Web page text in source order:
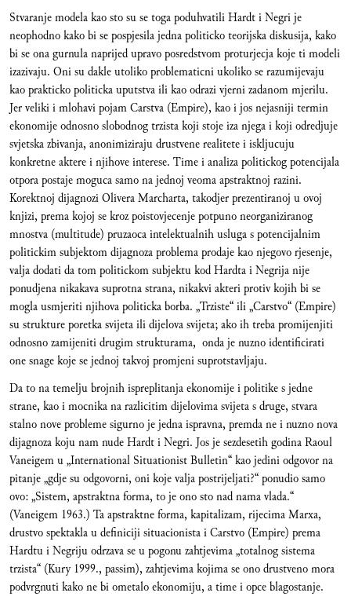
Stvaranje modela kao sto su se toga poduhvatili Hardt i Negri je
neophodno kako bi se pospjesila jedna politicko teorijska diskusija, kako
bi se ona gurnula naprijed upravo posredstvom proturjecja koje ti modeli
izazivaju. Oni su dakle utoliko problematicni ukoliko se razumijevaju
kao prakticko politicka uputstva ili kao odrazi vjerni zadanom mjerilu.
Jer veliki i mlohavi pojam Carstva (Empire), kao i jos nejasniji termin
ekonomije odnosno slobodnog trzista koji stoje iza njega i koji odredjuje
svjetska zbivanja, anonimiziraju drustvene realitete i iskljucuju
konkretne aktere i njihove interese. Time i analiza politickog potencijala
otpora postaje moguca samo na jednoj veoma apstraktnoj razini.
Korektnoj dijagnozi Olivera Marcharta, takodjer prezentiranoj u ovoj
knjizi, prema kojoj se kroz poistovjecenje potpuno neorganiziranog
mnostva (multitude) pruzaoca intelektualnih usluga s potencijalnim
politickim subjektom dijagnoza problema prodaje kao njegovo rjesenje,
valja dodati da tom politickom subjektu kod Hardta i Negrija nije
ponudjena nikakava suprotna strana, nikakvi akteri protiv kojih bi se
mogla usmjeriti njihova politicka borba. „Trziste“ ili „Carstvo“ (Empire)
su strukture poretka svijeta ili dijelova svijeta; ako ih treba promijenjiti
odnosno zamijeniti drugim strukturama, onda je nuzno identificirati
one snage koje se jednoj takvoj promjeni suprotstavljaju.
Da to na temelju brojnih ispreplitanja ekonomije i politike s jedne
strane, kao i mocnika na razlicitim dijelovima svijeta s druge, stvara
stalno nove probleme sigurno je jedna ispravna, premda ne i nuzno nova
dijagnoza koju nam nude Hardt i Negri. Jos je sezdesetih godina Raoul
Vaneigem u „International Situationist Bulletin“ kao jedini odgovor na
pitanje „gdje su odgovorni, oni koje valja postrijeljati?“ ponudio samo
ovo: „Sistem, apstraktna forma, to je ono sto nad nama vlada.“
(Vaneigem 1963.) Ta apstraktne forma, kapitalizam, rijecima Marxa,
drustvo spektakla u definiciji situacionista i Carstvo (Empire) prema
Hardtu i Negriju odrzava se u pogonu zahtjevima „totalnog sistema
trzista“ (Kury 1999., passim), zahtjevima kojima se ono drustveno mora
podvrgnuti kako ne bi ometalo ekonomiju, a time i opce blagostanje.